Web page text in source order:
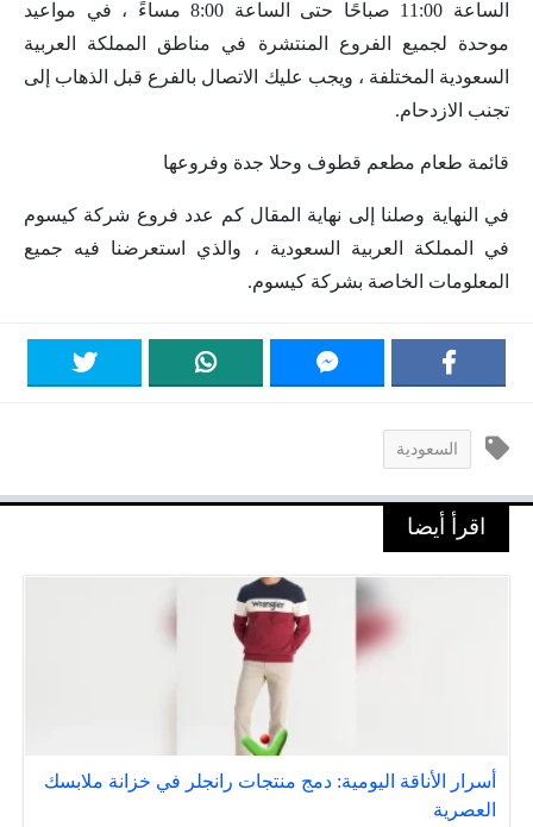
الساعة 11:00 صباحًا حتى الساعة 8:00 مساءً ، في مواعيد
موحدة لجميع الفروع المنتشرة في مناطق المملكة العربية
السعودية المختلفة ، ويجب عليك الاتصال بالفرع قبل الذهاب إلى
تجنب الازدحام.
قائمة طعام مطعم قطوف وحلا جدة وفروعها
في النهاية وصلنا إلى نهاية المقال كم عدد فروع شركة كيسوم
في المملكة العربية السعودية ، والذي استعرضنا فيه جميع
المعلومات الخاصة بشركة كيسوم.
السعودية
اقرأ أيضا
أسرار الأناقة اليومية: دمج منتجات رانجلر في خزانة ملابسك
العصرية